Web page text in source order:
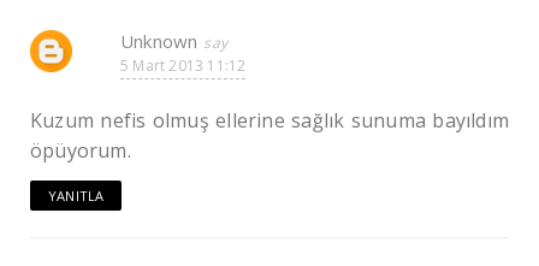
Unknown
5 Mart 2013 11:12
Kuzum nefis olmuş ellerine sağlık sunuma bayıldım
öpüyorum.
YANITLA